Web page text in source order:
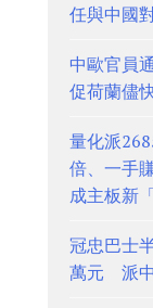
任與中國
中歐官員
促荷蘭儘
量化派
倍、一手
成主板新
冠忠巴士
萬元 派